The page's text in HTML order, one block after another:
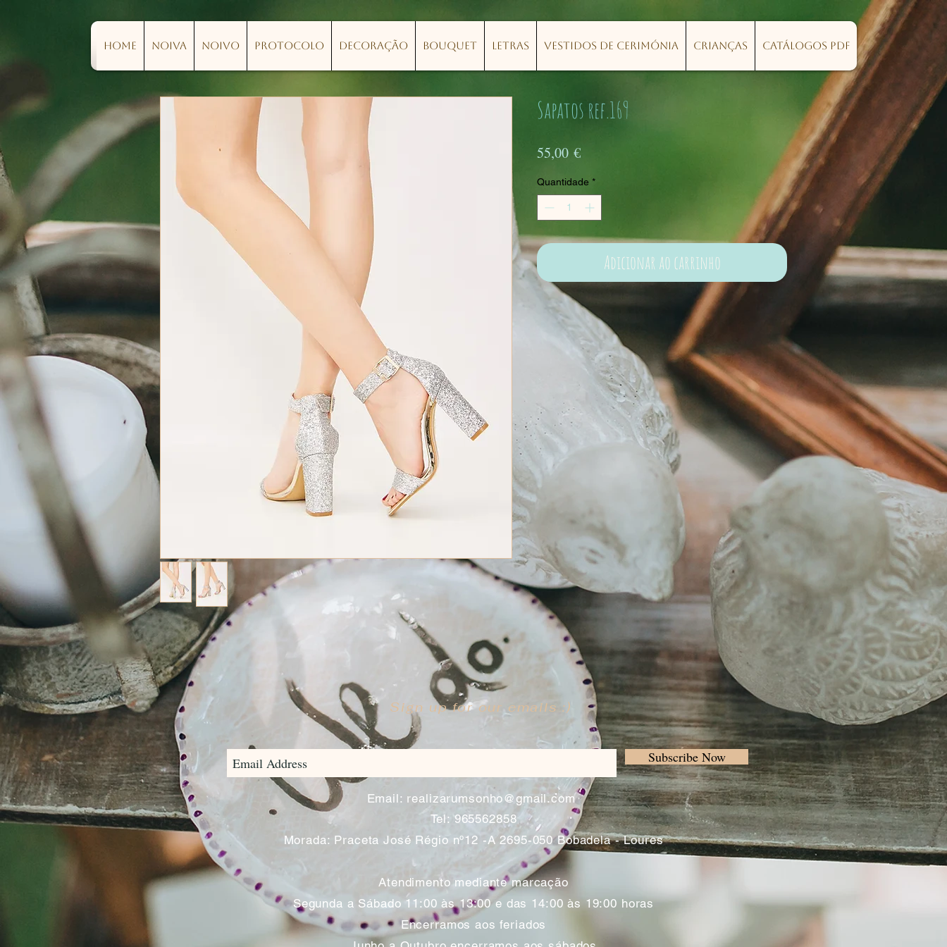
Home Noiva Noivo Protocolo Decoração Bouquet Letras Vestidos de Cerimónia Crianças Catálogos PDF
Sapatos ref.169
55,00 €Preço
Quantidade *
Adicionar ao carrinho
Sign up for our emails :)
Subscribe Now
Email: realizarumsonho@gmail.com
Tel: 965562858
Morada: Praceta José Régio nº12 -A 2695-050 Bobadela - Loures
Atendimento mediante marcação
Segunda a Sábado 11:00 às 13:00 e das 14:00 às 19:00 horas
Encerramos aos feriados